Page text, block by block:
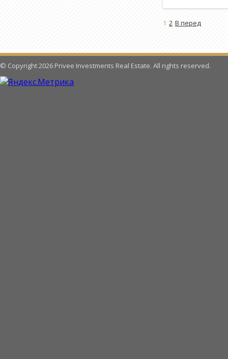
1 2 В перед
© Copyright 2026 Privee Investments Real Estate. All rights reserved.